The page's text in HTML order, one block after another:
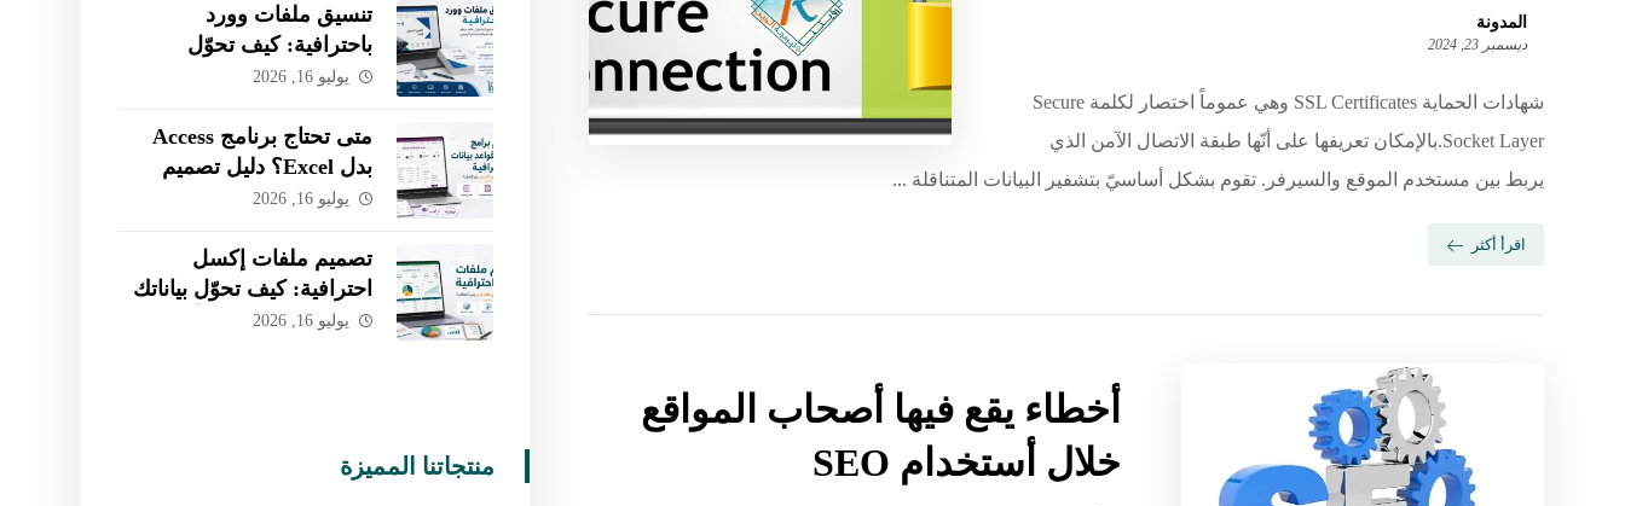
المدونة
ديسمبر 23, 2024
شهادات الحماية ‏SSL Certificates وهي عموماً اختصار لكلمة ‏Secure
Socket Layer‏.‏بالإمكان تعريفها على أنّها طبقة الاتصال الآمن الذي
يربط بين مستخدم الموقع والسيرفر. ‏تقوم بشكل أساسيّ بتشفير البيانات المتناقلة ...
اقرأ أكثر
أخطاء يقع فيها أصحاب المواقع
خلال أستخدام SEO
تنسيق ملفات وورد
باحترافية: كيف تحوّل
المحتوى الخام إلى تقرير
يوليو 16, 2026
متى تحتاج برنامج Access
بدل Excel؟ دليل تصميم
قاعدة بيانات مخصصة
يوليو 16, 2026
تصميم ملفات إكسل
احترافية: كيف تحوّل بياناتك
إلى نظام ذكي يدير أعمالك؟
يوليو 16, 2026
منتجاتنا المميزة